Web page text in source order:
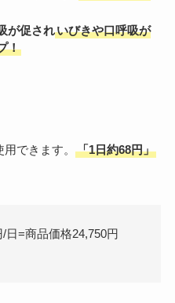
が促されいびきや口呼吸が
！
できます。
「1日約68円」
日=商品価格24,750円